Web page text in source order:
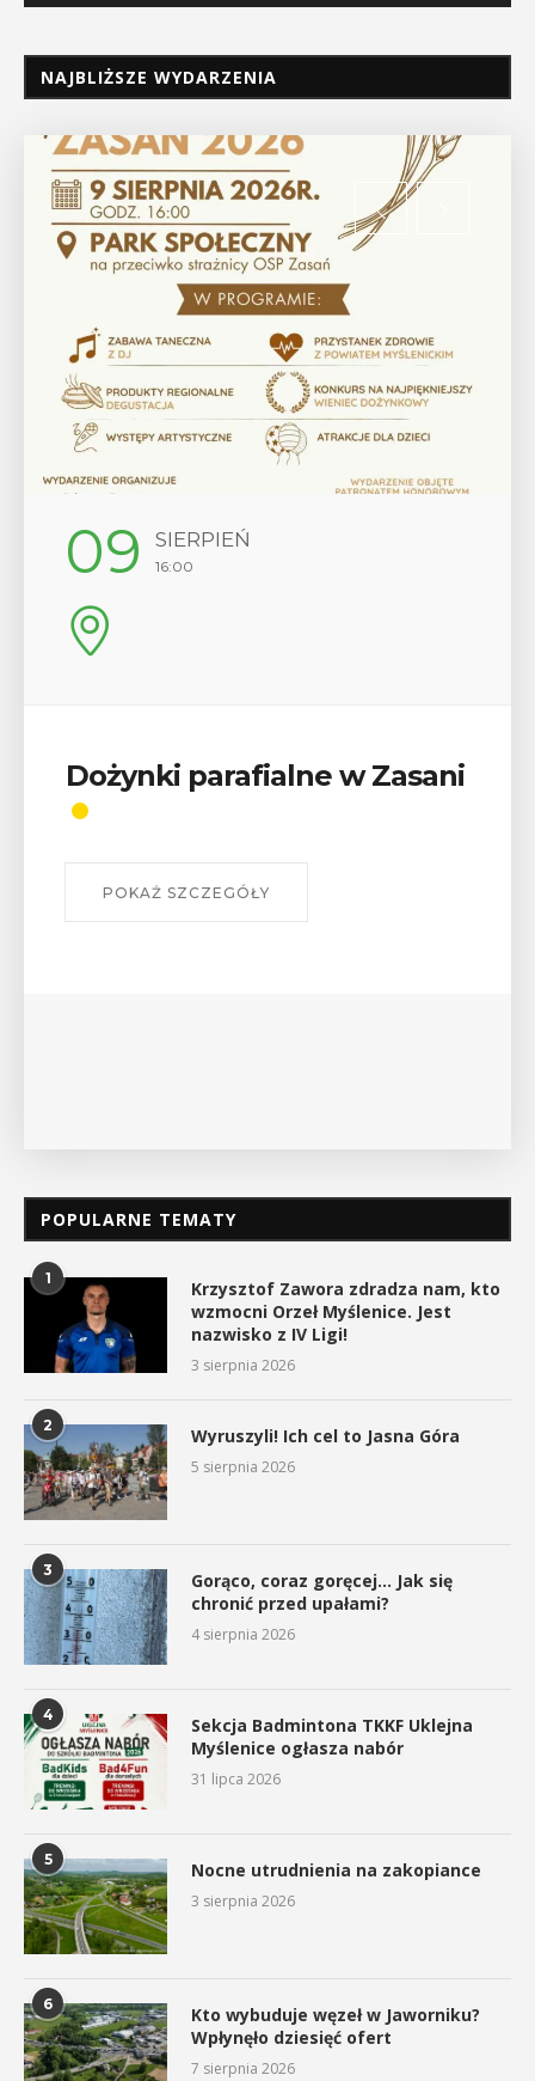
NAJBLIŻSZE WYDARZENIA
12 SIERPIEŃ
17:00
Wykład „Jak zdobyć
odznaki na myślenickich
W środę 12 sierpnia o godz. 17 w Miejskiej
POPULARNE TEMATY
1
Krzysztof Zawora zdradza nam, kto
wzmocni Orzeł Myślenice. Jest
nazwisko z IV Ligi!
3 sierpnia 2026
2 Wyruszyli! Ich cel to Jasna Góra
5 sierpnia 2026
3
Gorąco, coraz goręcej… Jak się
chronić przed upałami?
4 sierpnia 2026
4
Sekcja Badmintona TKKF Uklejna
Myślenice ogłasza nabór
31 lipca 2026
5 Nocne utrudnienia na zakopiance
3 sierpnia 2026
6
Kto wybuduje węzeł w Jaworniku?
Wpłynęło dziesięć ofert
7 sierpnia 2026